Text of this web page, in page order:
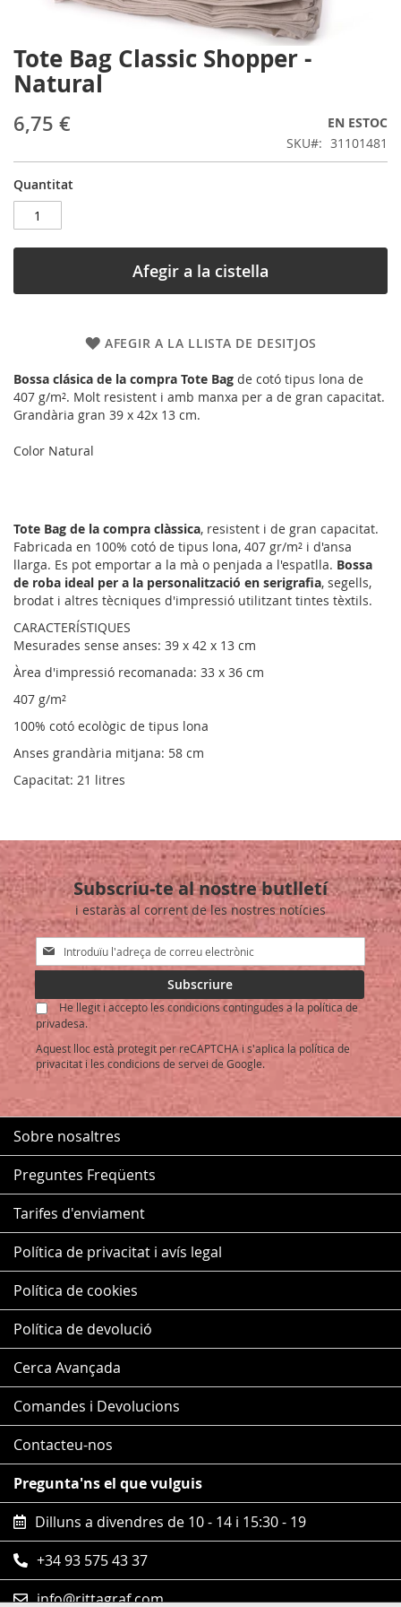
Tote Bag Classic Shopper -
Natural
6,75 €
EN ESTOC
SKU
31101481
Quantitat
Afegir a la cistella
AFEGIR A LA LLISTA DE DESITJOS
Bossa clásica de la compra Tote Bag de cotó tipus lona de
407 g/m². Molt resistent i amb manxa per a de gran capacitat.
Grandària gran 39 x 42x 13 cm.
Color Natural
Skip
to
the
of
images
gallery
Tote Bag de la compra clàssica, resistent i de gran capacitat.
Fabricada en 100% cotó de tipus lona, 407 gr/m² i d'ansa
llarga. Es pot emportar a la mà o penjada a l'espatlla. Bossa
de roba ideal per a la personalització en serigrafia, segells,
brodat i altres tècniques d'impressió utilitzant tintes tèxtils.
CARACTERÍSTIQUES
Mesurades sense anses: 39 x 42 x 13 cm
Àrea d'impressió recomanada: 33 x 36 cm
407 g/m²
100% cotó ecològic de tipus lona
Anses grandària mitjana: 58 cm
Capacitat: 21 litres
Subscriu-te al nostre butlletí
i estaràs al corrent de les nostres notícies
Sign
Up
Our
Newsletter:
Subscriure
He llegit i accepto les condicions contingudes a la política de
privadesa.
Aquest lloc està protegit per reCAPTCHA i s'aplica la política de
privacitat i lescondicions de servei de Google.
Sobre nosaltres
Preguntes Freqüents
Tarifes d'enviament
Política de privacitat i avís legal
Política de cookies
Política de devolució
Cerca Avançada
Comandes i Devolucions
Contacteu-nos
Pregunta'ns el que vulguis
Dilluns a divendres de 10 - 14 i 15:30 - 19
+34 93 575 43 37
info@rittagraf.com